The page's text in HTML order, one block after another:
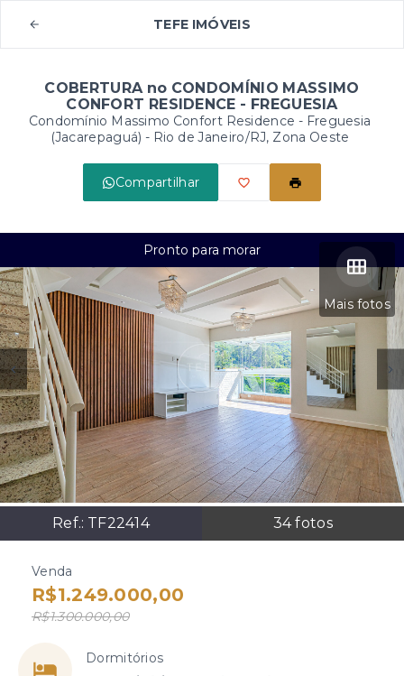
TEFE IMÓVEIS
COBERTURA no CONDOMÍNIO MASSIMO
CONFORT RESIDENCE - FREGUESIA
Condomínio Massimo Confort Residence - Freguesia
(Jacarepaguá) - Rio de Janeiro/RJ, Zona Oeste
Compartilhar
Mais fotos
Ref.: TF22414 34fotos
Pronto para morar
Venda
R$1.249.000,00
R$1.300.000,00
Dormitórios